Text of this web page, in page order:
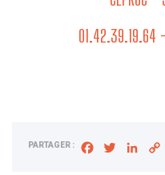
01.42.39.19.64 -
PARTAGER : Facebook
Twitter